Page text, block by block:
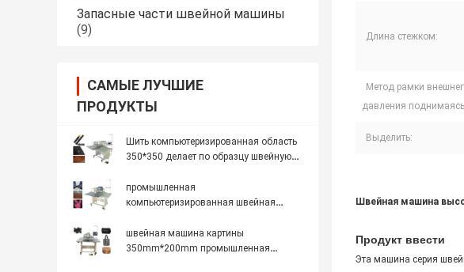
Запасные части швейной машины
(9)
САМЫЕ ЛУЧШИЕ
ПРОДУКТЫ
Шить компьютеризированная область
350*350 делает по образцу швейную
промышленная
компьютеризированная швейная
швейная машина картины
350mm*200mm промышленная
Длина стежком:
Метод рамки
давления
Выделить:
Швейная машина
Продукт ввести
Эта машина серия